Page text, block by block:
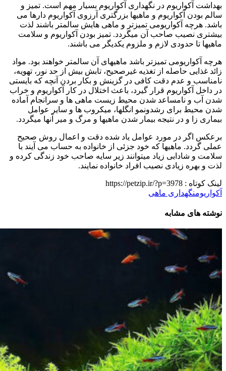
بهداشت آکواریوم در نگهداری آکواریوم بسیار مهم است. تمیز و
سالم بودن آکواریوم و ماهیها بزرگتری آرزوی آکواریوم دارها می
باشد. هرچه آکواریومی تمیزتر و ماهی هایش سالمتر باشند لذت
بیشتری نصیب صاحب آن میگردد. تمیز بودن آکواریوم و سلامت
ماهیها تا حدودی لازم و ملزوم یکدیگر می باشند.
هرچه آکواریومی تمیزتر باشد ماهیهای آن سالمتر خواهند بود. مواد
زائد غذایی حاصله از تغذیه غیرصحیح، تابش بیش از حد نور، تهویه،
نامناسب و عدم دقت کافی در گزینش و بکار بردن آنچه که بایستی
در داخل آکواریوم قرار گیرد، باعث اختلال در کار آکواریوم و خراب
شدن آب و نامساعد شدن محیط زیست ماهی ها و سرانجام آماده
شدن محیط برای رشدونمو انگلها، میکروب ها و سایر عوامل
بیماری زا و در نتیجه بیمار شدن ماهیها و مرگ و میر آنها میگردد.
برعکس اگر در مورد عوامل یاد شده دقت و اعمال روش صحیح
عملی گردد. ماهیها که خود جزئی از خانواده به حساب می آیند با
سلامت و شادابی زیاد میتوانند زیر سایه صاحب خود زندگی کرده و
لذت و بهره زیادی نصیب افراد خانواده نمایند.
لینک کوتاه : https://petzip.ir/?p=3978
آکواریومنگهداری ماهی
نوشته های مشابه